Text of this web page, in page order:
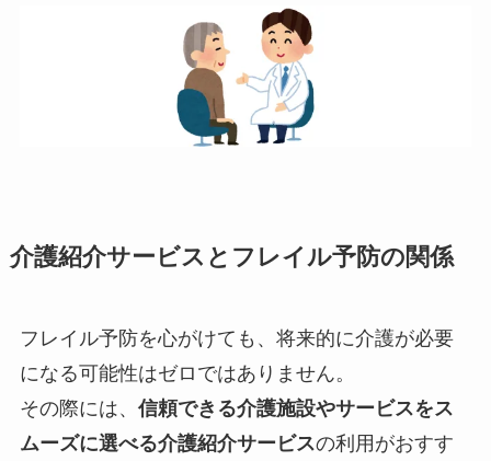
介護紹介サービスとフレイル予防の関係
フレイル予防を心がけても、将来的に介護が必要
になる可能性はゼロではありません。
その際には、 信頼できる介護施設やサービスをス
ムーズに選べる介護紹介サービスの利用がおすす